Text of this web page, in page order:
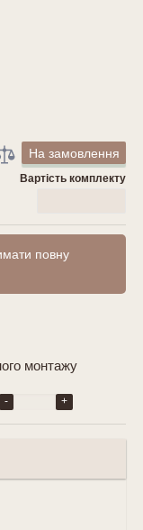
На замовлення
Вартість комплекту
повну
монтажу
- +